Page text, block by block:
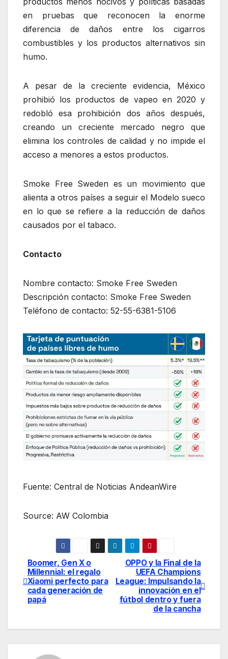
en pruebas que reconocen la enorme
diferencia de daños entre los cigarros
combustibles y los productos alternativos sin
humo.
A pesar de la creciente evidencia, México
prohibió los productos de vapeo en 2020 y
redobló esa prohibición dos años después,
creando un creciente mercado negro que
elimina los controles de calidad y no impide el
acceso a menores a estos productos.
Smoke Free Sweden es un movimiento que
alienta a otros países a seguir el Modelo sueco
en lo que se refiere a la reducción de daños
causados por el tabaco.
Contacto
Nombre contacto: Smoke Free Sweden
Descripción contacto: Smoke Free Sweden
Teléfono de contacto: 52-55-6381-5106
Fuente: Central de Noticias AndeanWire
Source: AW Colombia
Navegación
de
entradas
OPPO y la Final de la
UEFA Champions
League: Impulsando la
innovación en el
fútbol dentro y fuera
de la cancha
Boomer, Gen X o
Millennial: el regalo
Xiaomi perfecto para
cada generación de
papá